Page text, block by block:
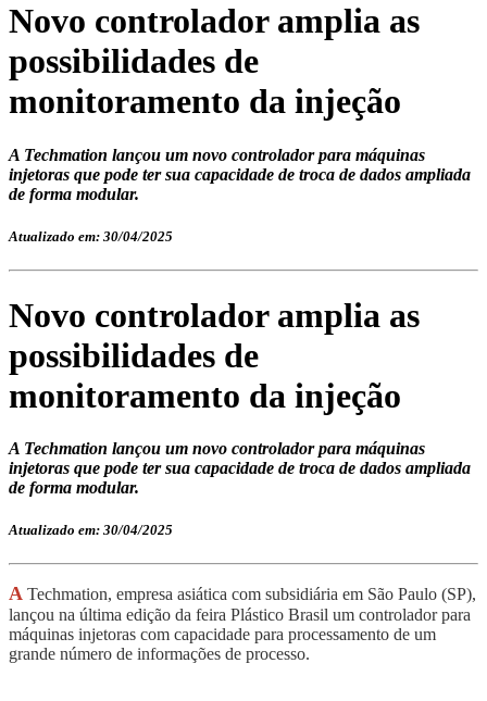
Novo controlador amplia as
possibilidades de
monitoramento da injeção
A Techmation lançou um novo controlador para máquinas
injetoras que pode ter sua capacidade de troca de dados ampliada
de forma modular.
Atualizado em: 30/04/2025
Novo controlador amplia as
possibilidades de
monitoramento da injeção
A Techmation lançou um novo controlador para máquinas
injetoras que pode ter sua capacidade de troca de dados ampliada
de forma modular.
Atualizado em: 30/04/2025
A Techmation, empresa asiática com subsidiária em São Paulo (SP),
lançou na última edição da feira Plástico Brasil um controladorpara
máquinas injetoras com capacidade para processamento de um
grande número de informações de processo.